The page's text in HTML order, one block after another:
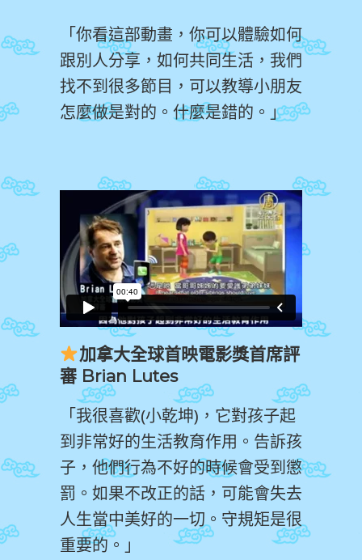
「你看這部動畫，你可以體驗如何
跟別人分享，如何共同生活，我們
找不到很多節目，可以教導小朋友
怎麼做是對的。什麼是錯的。」
加拿大全球首映電影獎首席評
審 Brian Lutes
「我很喜歡(小乾坤)，它對孩子起
到非常好的生活教育作用。告訴孩
子，他們行為不好的時候會受到懲
罰。如果不改正的話，可能會失去
人生當中美好的一切。守規矩是很
重要的。」